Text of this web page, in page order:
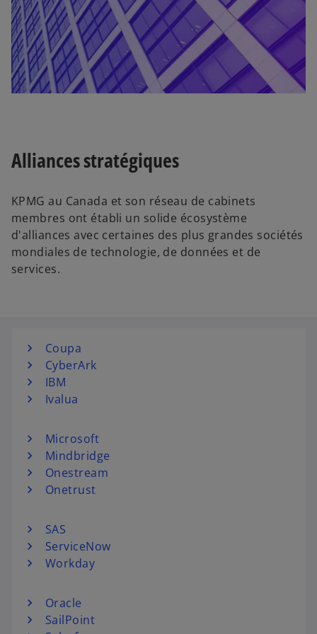
l
o
n
g
l
e
Alliances stratégiques
KPMG au Canada et son réseau de cabinets
membres ont établi un solide écosystème
d'alliances avec certaines des plus grandes sociétés
mondiales de technologie, de données et de
services.
Coupa
CyberArk
IBM
Ivalua
Microsoft
Mindbridge
Onestream
Onetrust
SAS
ServiceNow
Workday
Oracle
SailPoint